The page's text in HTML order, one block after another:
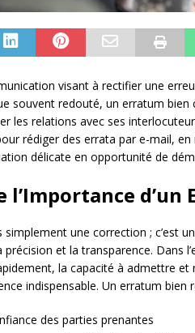
visant à rectifier une
souvent redouté, un erratum bien
les relations avec ses
rédiger des errata par e-mail,
délicate en opportunité de
l’Importance d’un
simplement une correction ; c’est
et la transparence. Dans
la capacité à admettre
indispensable. Un erratum bien
des parties prenantes